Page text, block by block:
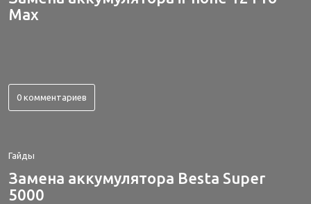
Max
0 комментариев
Гайды
Замена аккумулятора Besta Super
5000